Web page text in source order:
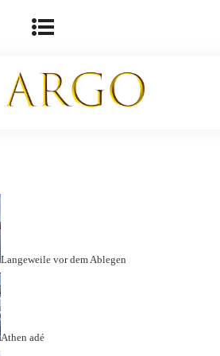
Langeweile vor dem Ablegen
Athen adé